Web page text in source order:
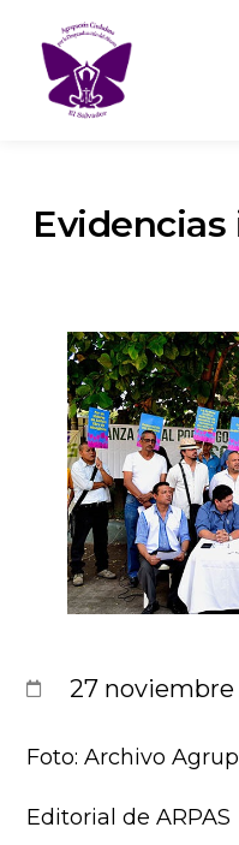
27 noviembre
Foto: Archivo
Editorial de ARPAS